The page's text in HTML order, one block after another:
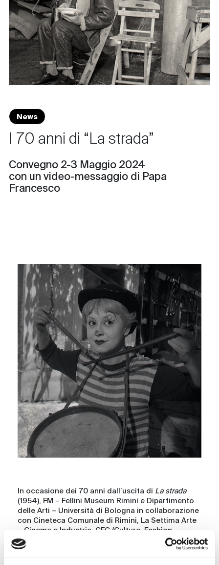
News
I 70 anni di “La strada”
Convegno 2-3 Maggio 2024
con un video-messaggio di Papa
Francesco
In occasione dei 70 anni dall’uscita di La strada
(1954), FM – Fellini Museum Rimini e Dipartimento
delle Arti – Università di Bologna in collaborazione
con Cineteca Comunale di Rimini, La Settima Arte
– Cinema e Industria, CFC (Culture, Fashion,
Communication International Research Centre)
organizzano a Rimini una giornata di studi nei
giorni 2 e 3 maggio 2024.